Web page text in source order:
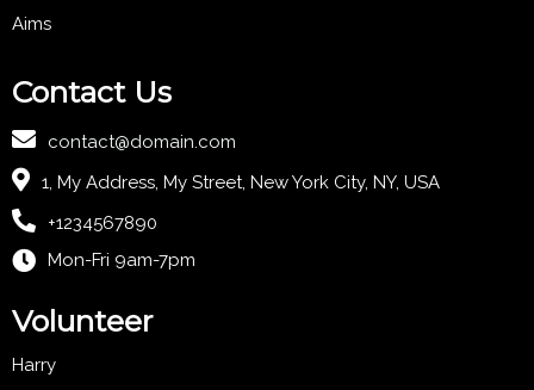
Aims
Contact Us
contact@domain.com
1, My Address, My Street, New York City, NY, USA
+1234567890
Mon-Fri 9am-7pm
Volunteer
Harry